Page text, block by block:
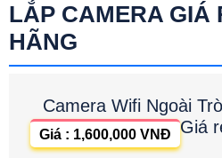
LẮP CAMERA GIÁ
HÃNG
Camera Wifi Ngoài
Giá
Giá : 1,600,000 VNĐ